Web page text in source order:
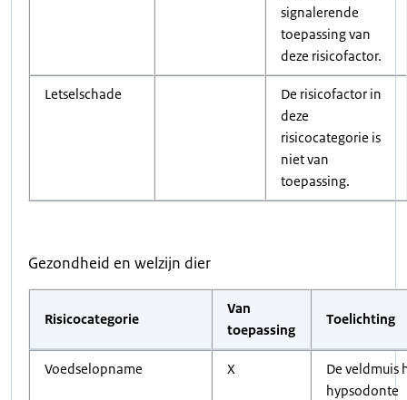
signalerende
toepassing van
deze risicofactor.
Letselschade
De risicofactor in
deze
risicocategorie is
niet van
toepassing.
Gezondheid en welzijn dier
Risicocategorie
Van
toepassing
Toelichting
Voedselopname X
De veldmuis
hypsodonte